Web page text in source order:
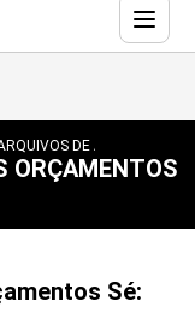
PARA ESCRITORIO
DE ACO 4
ORÇAMENTOS
Sé: